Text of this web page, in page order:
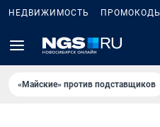
НЕДВИЖИМОСТЬ ПРОМОКОДЫ
«Майские» против подставщиков